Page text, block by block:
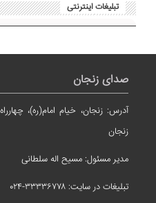
تبلیغات اینترنتی
صدای زنجان
آدرس: زنجان، خیام امام(ره)،
زنجان
مدیر مسئول: مسیح اله سلطانی
تبلیغات در سایت: ۳۳۳۳۶۷۷۸-۰۲۴